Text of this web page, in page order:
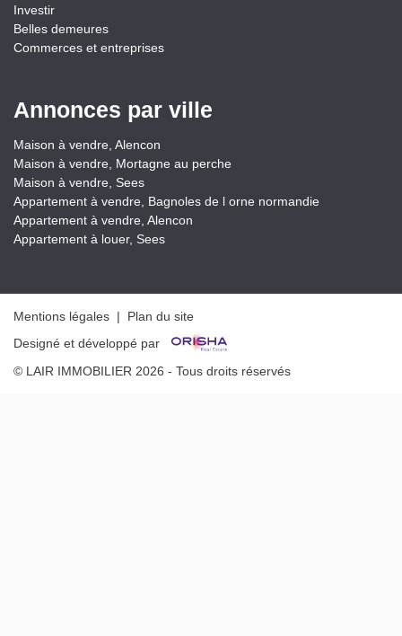
Investir
Belles demeures
Commerces et entreprises
Annonces par ville
Maison à vendre, Alencon
Maison à vendre, Mortagne au perche
Maison à vendre, Sees
Appartement à vendre, Bagnoles de l orne normandie
Appartement à vendre, Alencon
Appartement à louer, Sees
Mentions légales | Plan du site
Designé et développé par
© LAIR IMMOBILIER 2026 - Tous droits réservés